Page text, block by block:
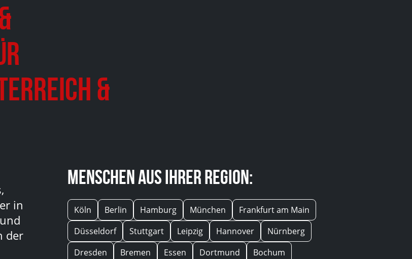
&
in
der
Menschen aus Ihrer Region:
Köln Berlin Hamburg München
Frankfurt am Main
Düsseldorf
Stuttgart Leipzig Hannover
Nürnberg
Dresden
Bremen Essen Dortmund
Bochum